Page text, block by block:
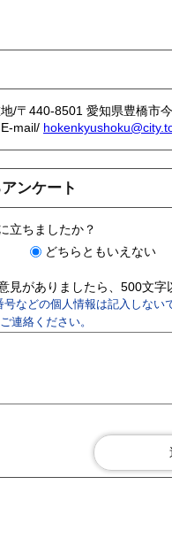
/〒440-8501 愛知県豊橋市
E-mail/
ンケート
立ちましたか？
どちらともいえない
見がありましたら、500文字
号などの個人情報は記入しな
連絡ください。